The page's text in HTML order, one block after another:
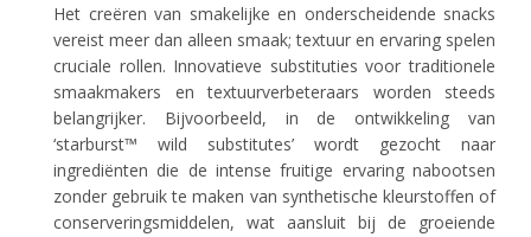
Het creëren van smakelijke en onderscheidende snacks
vereist meer dan alleen smaak; textuur en ervaring spelen
cruciale rollen. Innovatieve substituties voor traditionele
smaakmakers en textuurverbeteraars worden steeds
belangrijker. Bijvoorbeeld, in de ontwikkeling van
‘starburst™ wild substitutes’ wordt gezocht naar
ingrediënten die de intense fruitige ervaring nabootsen
zonder gebruik te maken van synthetische kleurstoffen of
conserveringsmiddelen, wat aansluit bij de groeiende